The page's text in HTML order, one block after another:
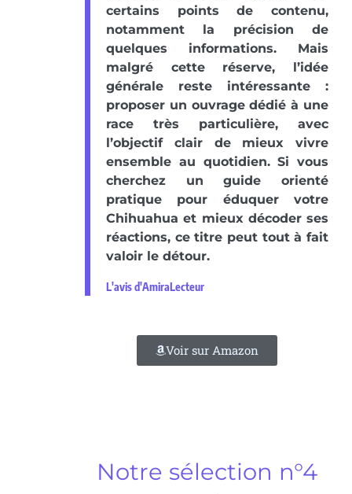
certains points de contenu,
notamment la précision de
quelques informations. Mais
malgré cette réserve, l’idée
générale reste intéressante :
proposer un ouvrage dédié à une
race très particulière, avec
l’objectif clair de mieux vivre
ensemble au quotidien. Si vous
cherchez un guide orienté
pratique pour éduquer votre
Chihuahua et mieux décoder ses
réactions, ce titre peut tout à fait
valoir le détour.
L'avis d'AmiraLecteur
Voir sur Amazon
Notre sélection n°4